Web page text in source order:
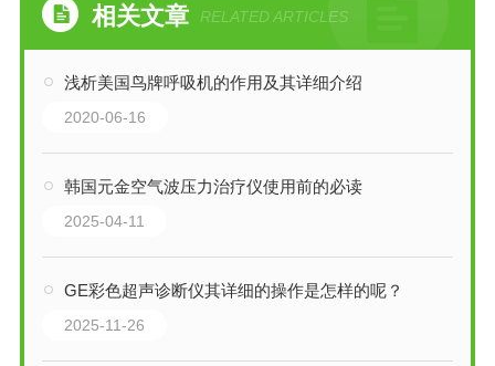
相关文章 RELATED ARTICLES
浅析美国鸟牌呼吸机的作用及其详细介绍
2020-06-16
韩国元金空气波压力治疗仪使用前的必读
2025-04-11
GE彩色超声诊断仪其详细的操作是怎样的呢？
2025-11-26